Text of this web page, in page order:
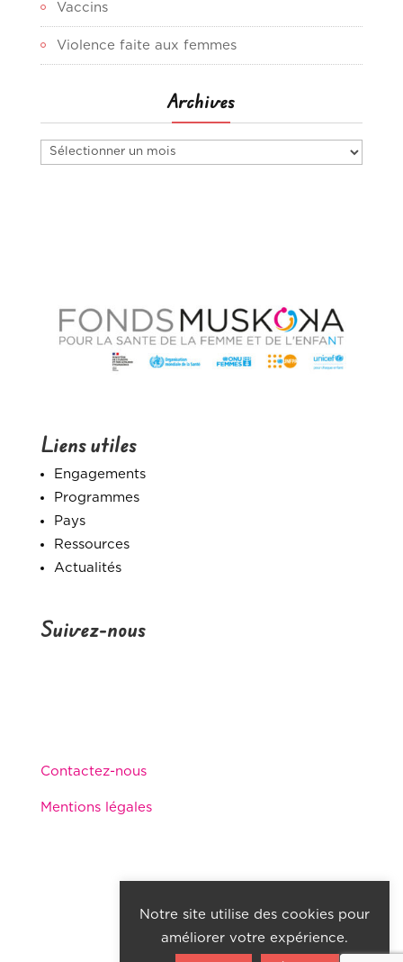
Vaccins
Violence faite aux femmes
Archives
Archives
Liens utiles
Engagements
Programmes
Pays
Ressources
Actualités
Suivez-nous
Contactez-nous
Mentions légales
© Fonds Muskoka 2025
Notre site utilise des cookies pour
améliorer votre expérience.